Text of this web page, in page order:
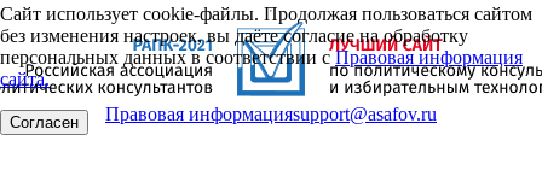
Сайт использует cookie-файлы. Продолжая пользоваться сайтом
без изменения настроек, вы даёте согласие на обработку
персональных данных в соответствии сПравовая информация
сайта.
Согласен Правовая информацияsupport@asafov.ru